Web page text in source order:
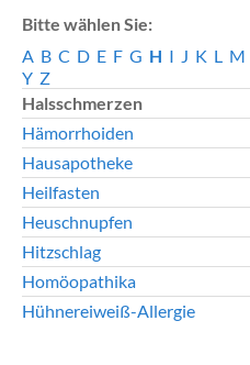
Bitte wählen Sie:
A B C D E F G H I J K L M
Y Z
Halsschmerzen
Hämorrhoiden
Hausapotheke
Heilfasten
Heuschnupfen
Hitzschlag
Homöopathika
Hühnereiweiß-Allergie